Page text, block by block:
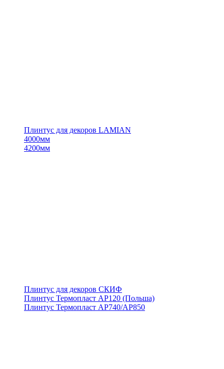
Плинтус для декоров LAMIAN
4000мм
4200мм
Плинтус для декоров СКИФ
Плинтус Термопласт АР120 (Польша)
Плинтус Термопласт АР740/АР850